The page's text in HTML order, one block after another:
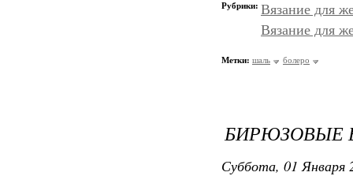
Рубрики: Вязание для
Вязание для
Метки: шаль болеро
БИРЮЗОВЫЕ
Суббота, 01 Января